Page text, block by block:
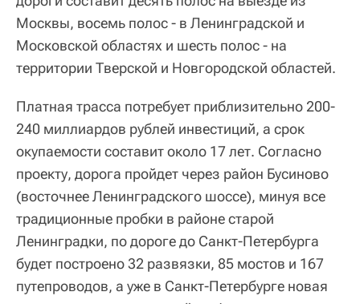
Москвы, восемь полос - в Ленинградской и
Московской областях и шесть полос - на
территории Тверской и Новгородской областей.
Платная трасса потребует приблизительно 200-
240 миллиардов рублей инвестиций, а срок
окупаемости составит около 17 лет. Согласно
проекту, дорога пройдет через район Бусиново
(восточнее Ленинградского шоссе), минуя все
традиционные пробки в районе старой
Ленинградки, по дороге до Санкт-Петербурга
будет построено 32 развязки, 85 мостов и 167
путепроводов, а уже в Санкт-Петербурге новая